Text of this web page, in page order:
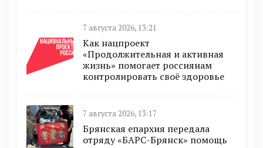
7 августа 2026, 13:21
Как нацпроект
«Продолжительная и активная
жизнь» помогает россиянам
контролировать своё здоровье
7 августа 2026, 13:17
Брянская епархия передала
отряду «БАРС-Брянск» помощь